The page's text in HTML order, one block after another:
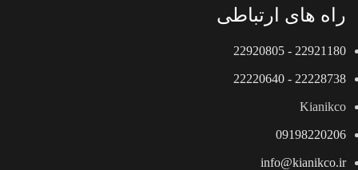
راه های ارتباطی
22921180 - 22920805
22228738 - 22220640
Kianikco
09198220206
info@kianikco.ir